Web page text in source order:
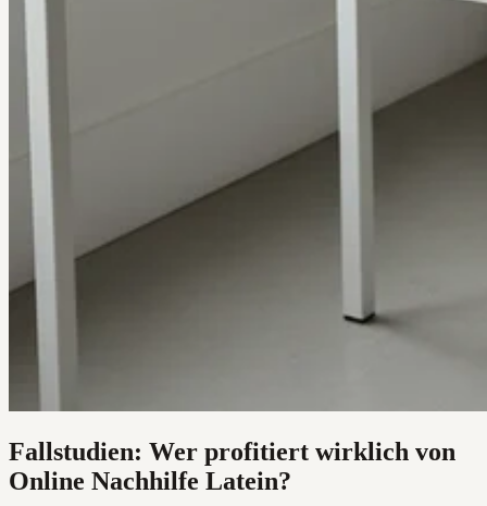
Fallstudien: Wer profitiert wirklich von
Online Nachhilfe Latein?